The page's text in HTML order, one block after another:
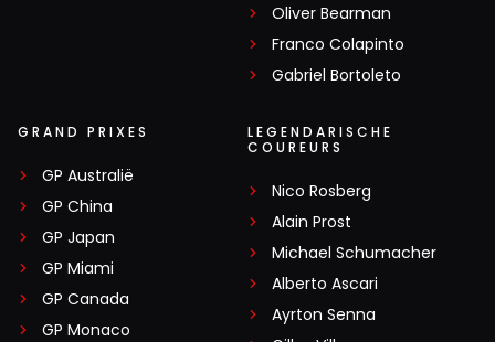
Oliver Bearman
Franco Colapinto
Gabriel Bortoleto
GRAND PRIXES
GP Australië
GP China
GP Japan
GP Miami
GP Canada
GP Monaco
LEGENDARISCHE
COUREURS
Nico Rosberg
Alain Prost
Michael Schumacher
Alberto Ascari
Ayrton Senna